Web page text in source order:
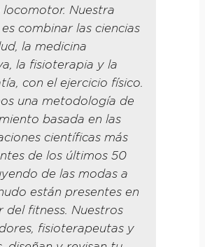
Nuestra
combinar las ciencias
la medicina
la fisioterapia y la
con el ejercicio físico.
una metodología de
basada en las
científicas más
de los últimos 50
de las modas a
están presentes en
del fitness. Nuestros
fisioterapeutas y